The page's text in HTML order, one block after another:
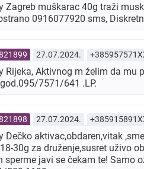
Zagreb muškarac 40g traži
0916077920 sms,
27.07.2024.
Rijeka, Aktivnog m želim da
7571/641 .LP.
27.07.2024.
Dečko aktivac,obdaren,vitak
30g za druženje,susret uživo
sperme javi se čekam te! Samo